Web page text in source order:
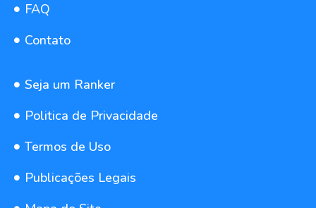
FAQ
Contato
Seja um Ranker
Politica de Privacidade
Termos de Uso
Publicações Legais